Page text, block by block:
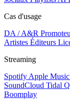
Cas d'usage
DA / A&R
Artistes Éditeurs
Streaming
Spotify Apple Music
SoundCloud Tidal
Boomplay